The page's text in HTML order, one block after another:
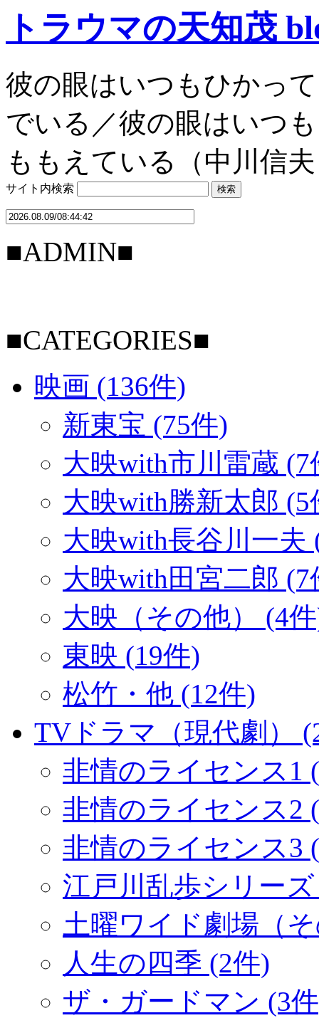
トラウマの天知茂
彼の眼はいつもひかっ
でいる／彼の眼はいつ
ももえている（中川信
サイト内検索
■ADMIN■
■CATEGORIES■
映画 (136件)
新東宝 (75件)
大映with市川雷蔵 (7
大映with勝新太郎 (5
大映with長谷川一夫
大映with田宮二郎 (7
大映（その他） (4
東映 (19件)
松竹・他 (12件)
TVドラマ（現代劇）
非情のライセンス1
非情のライセンス2
非情のライセンス3
江戸川乱歩シリー
土曜ワイド劇場（
人生の四季 (2件)
ザ・ガードマン (3